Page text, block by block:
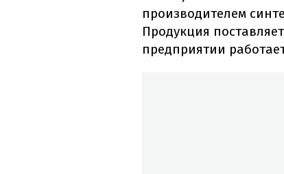
производителем
Продукция
предприятии